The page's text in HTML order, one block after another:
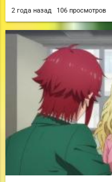
2 года назад 106 просмотров